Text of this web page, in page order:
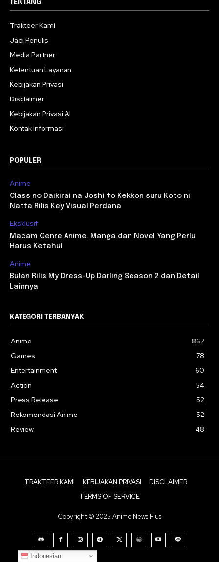
TENTANG
Trakteer Kami
Jadi Penulis
Media Partner
Ketentuan Layanan
Kebijakan Privasi
Disclaimer
Kebijakan Privasi AI
Kontak Informasi
POPULER
Anime
Class no Daikirai na Joshi to Kekkon suru Koto ni
Natta Rilis Key Visual Perdana
Eksklusif
Macam Genre Anime, Manga dan Novel Yang Perlu
Harus Ketahui
Anime
Bulan Rilis My Dress-Up Darling Season 2 dan Detail
Lainnya
KATEGORI TERBANYAK
Anime
867
Games
78
Entertainment
60
Action
54
Press Release
52
Rekomendasi Anime
52
Review
48
TRAKTEER KAMI KEBIJAKAN PRIVASI
DISCLAIMER
TERMS OF SERVICE
Copyright © 2025 Anime News Plus
Indonesian